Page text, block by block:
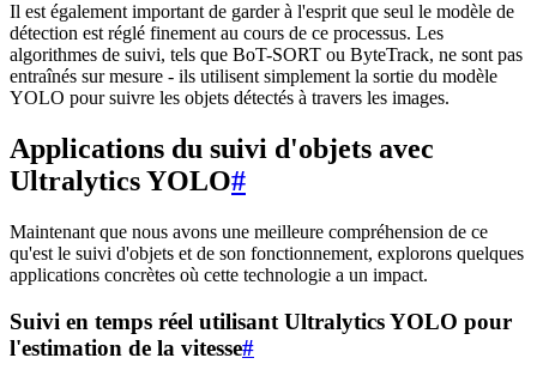
Il est également important de garder à l'esprit que seul le modèle de
détection est réglé finement au cours de ce processus. Les
algorithmes de suivi, tels que BoT-SORT ou ByteTrack, ne sont pas
entraînés sur mesure - ils utilisent simplement la sortie du modèle
YOLO pour suivre les objets détectés à travers les images.
Applications du suivi d'objets avec
Ultralytics YOLO#
Maintenant que nous avons une meilleure compréhension de ce
qu'est le suivi d'objets et de son fonctionnement, explorons quelques
applications concrètes où cette technologie a un impact.
Suivi en temps réel utilisant Ultralytics YOLO pour
l'estimation de la vitesse#